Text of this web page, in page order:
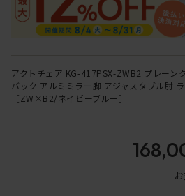
アクトチェア KG-417PSX-ZWB2 プレーン
バック アルミミラー脚 アジャスタブル肘
［ZW×B2/ネイビーブルー］